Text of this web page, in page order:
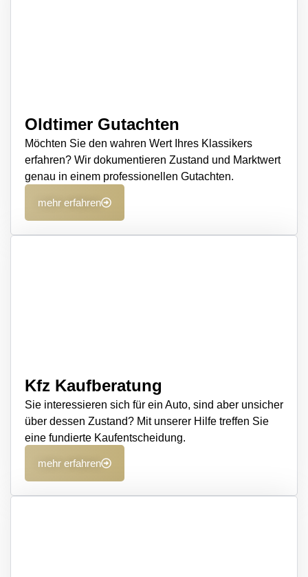
Oldtimer Gutachten
Möchten Sie den wahren Wert Ihres Klassikers
erfahren? Wir dokumentieren Zustand und Marktwert
genau in einem professionellen Gutachten.
mehr erfahren
Kfz Kaufberatung
Sie interessieren sich für ein Auto, sind aber unsicher
über dessen Zustand? Mit unserer Hilfe treffen Sie
eine fundierte Kaufentscheidung.
mehr erfahren